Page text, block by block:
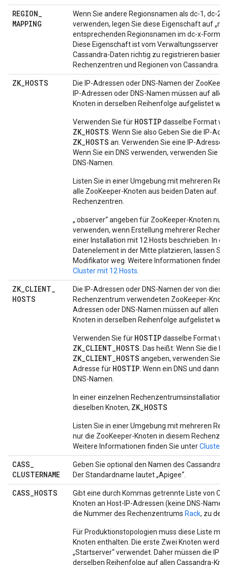
REGION_
MAPPING
Wenn Sie andere Regionsnamen als dc-1, dc-2
verwenden, legen Sie diese Eigenschaft auf
entsprechenden Regionsnamen im dc-x-
Diese Eigenschaft ist vom Verwaltungsserver
Cassandra-Daten richtig zu registrieren
Rechenzentren und Regionen von Cassandra.
ZK_HOSTS
Die IP-Adressen oder DNS-Namen der
IP-Adressen oder DNS-Namen müssen auf
Knoten in derselben Reihenfolge aufgelistet
Verwenden Sie für HOSTIPdasselbe Format
ZK_HOSTS . Wenn Sie also Geben Sie die IP-
ZK_HOSTS an. Verwenden Sie eine IP-Adresse
Wenn Sie ein DNS verwenden, verwenden Sie
DNS-Namen.
Listen Sie in einer Umgebung mit mehreren
alle ZooKeeper-Knoten aus beiden Daten auf. in
Rechenzentren.
„:observer“ angeben für ZooKeeper-Knoten nur
verwenden, wenn Erstellung mehrerer
einer Installation mit 12 Hosts beschrieben. In
Datenelement in der Mitte platzieren, lassen Sie
Modifikator weg. Weitere Informationen finden
Cluster mit 12 Hosts
ZK_CLIENT_
HOSTS
Die IP-Adressen oder DNS-Namen der von
Rechenzentrum verwendeten ZooKeeper-
Adressen oder DNS-Namen müssen auf allen
Knoten in derselben Reihenfolge aufgelistet
Verwenden Sie für HOSTIPdasselbe Format
ZK_CLIENT_HOSTS . Das heißt: Wenn Sie die
ZK_CLIENT_HOSTS angeben, verwenden Sie
Adresse für HOSTIP . Wenn ein DNS und dann
DNS-Namen.
In einer einzelnen Rechenzentrumsinstallation
dieselben Knoten, ZK_HOSTS
Listen Sie in einer Umgebung mit mehreren
nur die ZooKeeper-Knoten in diesem
Weitere Informationen finden Sie unterCluster
CASS_
CLUSTERNAME
Geben Sie optional den Namen des Cassandra-
Der Standardname lautet „Apigee“.
CASS_HOSTS
Gibt eine durch Kommas getrennte Liste von
Knoten an Host-IP-Adressen (keine DNS-
die Nummer des Rechenzentrums Rack, zu
Für Produktionstopologien muss diese Liste
Knoten enthalten. Die erste Zwei Knoten
„Startserver“ verwendet. Daher müssen die IP-
derselben Reihenfolge auf allen Cassandra-